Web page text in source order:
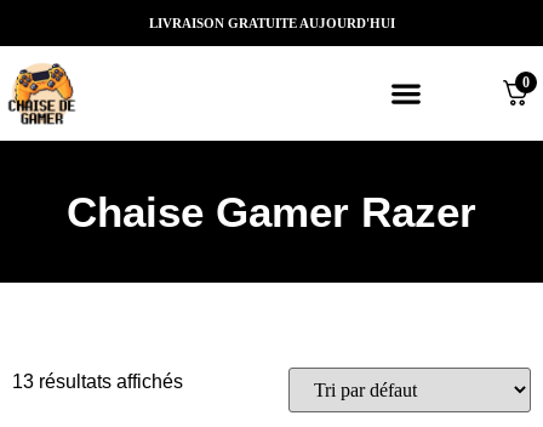
LIVRAISON GRATUITE AUJOURD'HUI
0
Chaise Gamer Razer
13 résultats affichés